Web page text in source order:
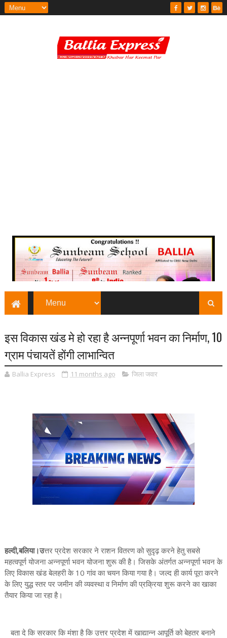
इस विकास खंड मे हो रहा है अन्नपूर्णा भवन का निर्माण, 10
ग्राम पंचायतें होंगी लाभान्वित
Ballia Express 11 months ago जिला जवार
हल्दी,बलिया।उत्तर प्रदेश सरकार ने राशन वितरण को सुदृढ़ करने हेतु सबसे
महत्वपूर्ण योजना अन्नपूर्णा भवन योजना शुरू की है। जिसके अंतर्गत अन्नपूर्णा भवन के
लिए विकास खंड बेलहरी के 10 गांव का चयन किया गया है। जल्द ही कार्य पूरा करने
के लिए युद्ध स्तर पर जमीन की व्यवस्था व निर्माण की प्रक्रिया शुरू करने का खाका
तैयार किया जा रहा है।
बता दे कि सरकार कि मंशा है कि उत्तर प्रदेश में खाद्यान्न आपूर्ति को बेहतर बनाने